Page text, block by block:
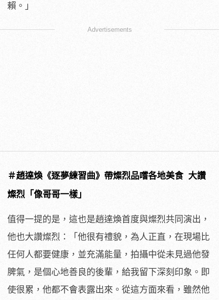
賴。」
Advertisements
＃趙達煥《逐夢練習曲》帶燦烈品嚐各地美食 大讚
燦烈「像哥哥一樣」
值得一提的是，這也是趙達煥首度與燦烈共同演出，
他也大讚燦烈：
「他很有禮貌，為人正直，在現場比
任何人都要健康，並充滿能量， 拍攝中從未見過他發
脾氣，是個心地善良的後輩， 給我留下深刻印象。即
使很累，他都不會表露出來。從這方面來看， 雖然他